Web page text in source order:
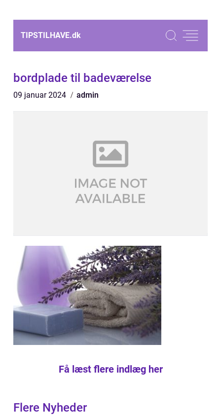
TIPSTILHAVE.dk
bordplade til badeværelse
09 januar 2024 admin
Få læst flere indlæg her
Flere Nyheder